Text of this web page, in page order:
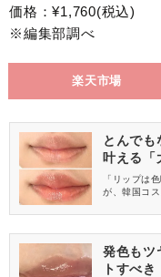
価格：¥1,760(税込)
※編集部調べ
楽天市場
とんで
叶える「
「リップは
が、韓国コ
スのいいと
発色も
トすべき